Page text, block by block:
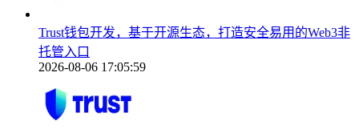
Trust钱包开发，基于开源生态，打造安全易用的Web3非
托管入口
2026-08-06 17:05:59